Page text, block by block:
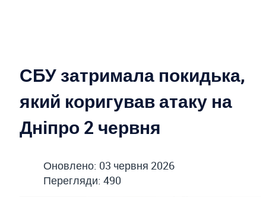
СБУ затримала покидька,
який коригував атаку на
Дніпро 2 червня
Оновлено: 03 червня 2026
Перегляди: 490